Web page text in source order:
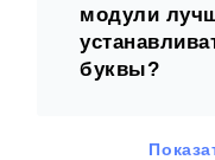
модули
буквы?